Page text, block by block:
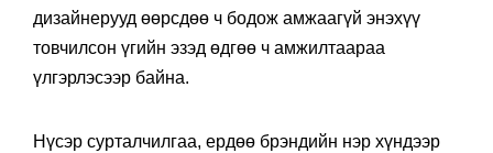
дизайнерууд өөрсдөө ч бодож амжаагүй энэхүү
товчилсон үгийн эзэд өдгөө ч амжилтаараа
үлгэрлэсээр байна.
Нүсэр сурталчилгаа, ердөө брэндийн нэр хүндээр